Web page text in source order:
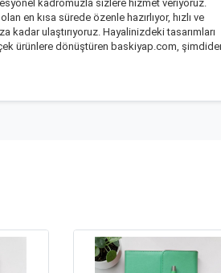
kadromuzla sizlere hizmet veriyoruz.
en kısa sürede özenle hazırlıyor, hızlı ve
kadar ulaştırıyoruz. Hayalinizdeki tasarımları
ürünlere dönüştüren baskiyap.com,